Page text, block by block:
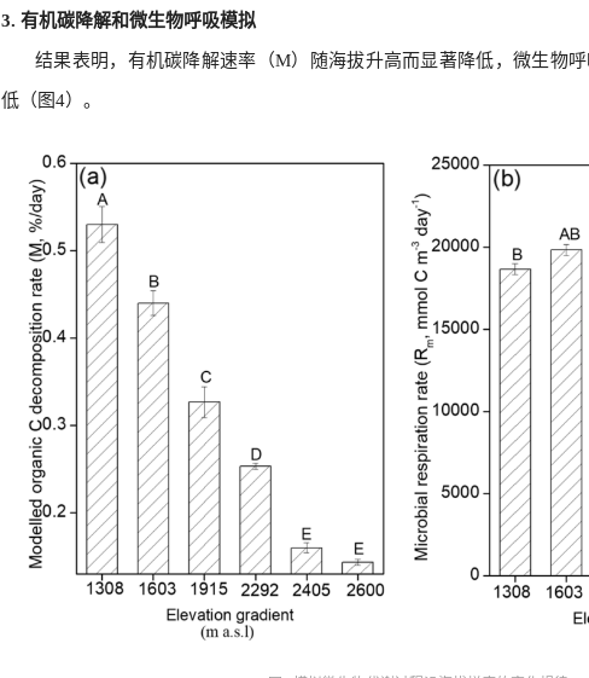
3. 有机碳降解和微生物呼吸模拟
结果表明，有机碳降解速率（M）随海拔升高而显著降低，微生物
低（图4）。